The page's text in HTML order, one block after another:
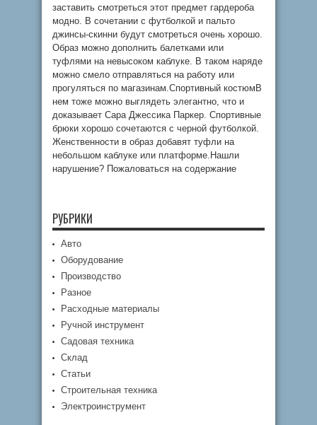
заставить смотреться этот предмет гардероба
модно. В сочетании с футболкой и пальто
джинсы-скинни будут смотреться очень хорошо.
Образ можно дополнить балетками или
туфлями на невысоком каблуке. В таком наряде
можно смело отправляться на работу или
прогуляться по магазинам.Спортивный костюмВ
нем тоже можно выглядеть элегантно, что и
доказывает Сара Джессика Паркер. Спортивные
брюки хорошо сочетаются с черной футболкой.
Женственности в образ добавят туфли на
небольшом каблуке или платформе.Нашли
нарушение? Пожаловаться на содержание
РУБРИКИ
Авто
Оборудование
Производство
Разное
Расходные материалы
Ручной инструмент
Садовая техника
Склад
Статьи
Строительная техника
Электроинструмент